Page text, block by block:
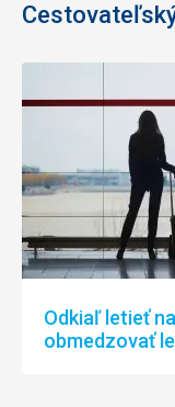
Odkiaľ letieť
obmedzovať